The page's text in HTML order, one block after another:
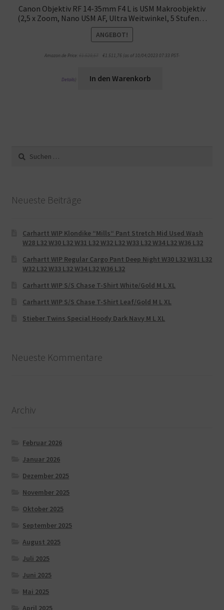
Canon Objektiv RF 14-35mm F4 L is USM Makroobjektiv
(2,5 x Zoom, Nano USM AF, Ultra Weitwinkel, 5 Stufen…
ANGEBOT!
Amazon.de Price: €1.511,76 (as of 10/04/2023 07:33 PST-
Details In den Warenkorb
Suche
nach:
Neueste Beiträge
Carhartt WIP Klondike “Mills“ Pant Stretch Mid Used Wash
W28 L32 W30 L32 W31 L32 W32 L32 W33 L32 W34 L32 W36 L32
Carhartt WIP Regular Cargo Pant Deep Night W30 L32 W31 L32
W32 L32 W33 L32 W34 L32 W36 L32
Carhartt WIP S/S Chase T-Shirt White/Gold M L XL
Carhartt WIP S/S Chase T-Shirt Leaf/Gold M L XL
Stieber Twins Special Hoody Dark Navy M L XL
Neueste Kommentare
Archiv
Februar 2026
Januar 2026
Dezember 2025
November 2025
Oktober 2025
September 2025
August 2025
Juli 2025
Juni 2025
Mai 2025
April 2025